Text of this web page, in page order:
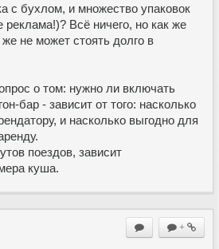
с бухлом, и множество упаковок
Всё ничего, но как же
не может стоять долго в
о том: нужно ли включать
бар - зависит от того: насколько
и насколько выгодно для
поездов, зависит
куша.
+